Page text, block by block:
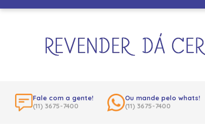
Fale com a gente!
(11) 3675-7400
Ou mande pelo whats!
(11) 3675-7400